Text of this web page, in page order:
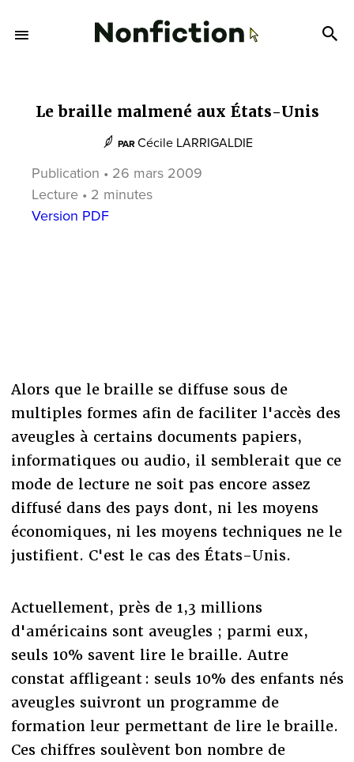
Le braille malmené aux États-Unis
PAR Cécile LARRIGALDIE
Publication • 26 mars 2009
Lecture • 2 minutes
Version PDF
Alors que le braille se diffuse sous de
multiples formes afin de faciliter l'accès des
aveugles à certains documents papiers,
informatiques ou audio, il semblerait que ce
mode de lecture ne soit pas encore assez
diffusé dans des pays dont, ni les moyens
économiques, ni les moyens techniques ne le
justifient. C'est le cas des États-Unis.
Actuellement, près de 1,3 millions
d'américains sont aveugles ; parmi eux,
seuls 10% savent lire le braille. Autre
constat affligeant : seuls 10% des enfants nés
aveugles suivront un programme de
formation leur permettant de lire le braille.
Ces chiffres soulèvent bon nombre de